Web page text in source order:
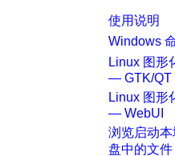
使用说明
Windows
Linux 图形
— GTK/QT
Linux 图形
— WebUI
浏览启动本
盘中的文件